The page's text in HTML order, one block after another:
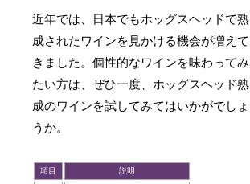
近年では、日本でもホッグスヘッドで熟
成されたワインを見かける機会が増えて
きました。個性的なワインを味わってみ
たい方は、ぜひ一度、ホッグスヘッド熟
成のワインを試してみてはいかがでしょ
うか。
項目 説明